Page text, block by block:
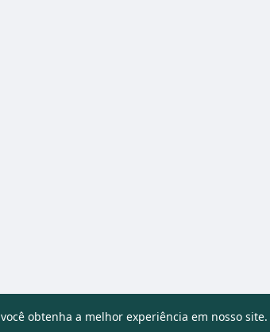
obtenha a melhor experiência em nosso site.